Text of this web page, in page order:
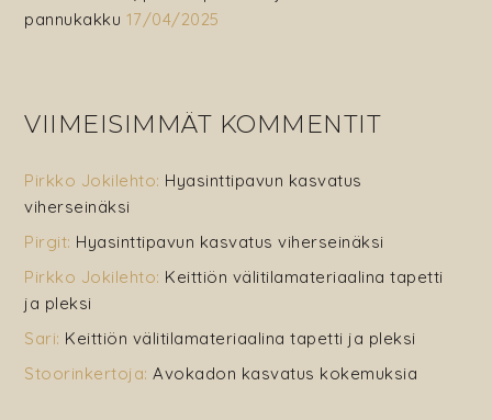
pannukakku 17/04/2025
VIIMEISIMMÄT KOMMENTIT
Pirkko Jokilehto: Hyasinttipavun kasvatus
viherseinäksi
Pirgit: Hyasinttipavun kasvatus viherseinäksi
Pirkko Jokilehto: Keittiön välitilamateriaalina tapetti
ja pleksi
Sari: Keittiön välitilamateriaalina tapetti ja pleksi
Stoorinkertoja:Avokadon kasvatus kokemuksia